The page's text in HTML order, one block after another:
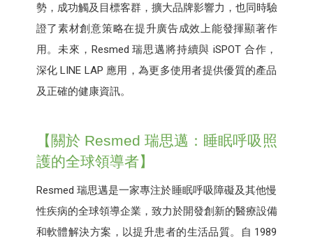
勢，成功觸及目標客群，擴大品牌影響力，也同時驗
證了素材創意策略在提升廣告成效上能發揮顯著作
用。未來，Resmed 瑞思邁將持續與 iSPOT 合作，
深化 LINE LAP 應用，為更多使用者提供優質的產品
及正確的健康資訊。
【關於 Resmed 瑞思邁：睡眠呼吸照
護的全球領導者】
Resmed 瑞思邁是一家專注於睡眠呼吸障礙及其他慢
性疾病的全球領導企業，致力於開發創新的醫療設備
和軟體解決方案，以提升患者的生活品質。自 1989